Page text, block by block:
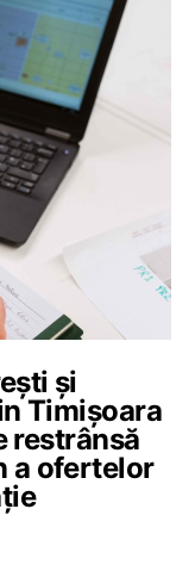
și
Timișoara
restrânsă
a ofertelor